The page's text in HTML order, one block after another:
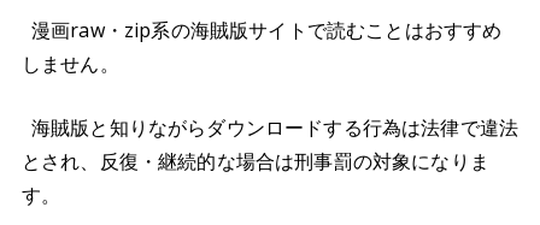
漫画raw・zip系の海賊版サイトで読むことはおすすめ
しません。
海賊版と知りながらダウンロードする行為は法律で違法
とされ、反復・継続的な場合は刑事罰の対象になりま
す。